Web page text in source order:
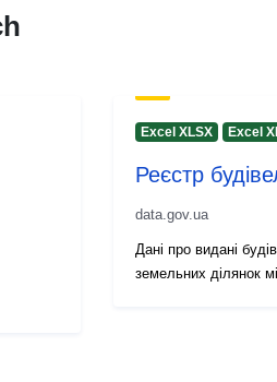
Excel XLSX Excel
Реєстр
data.gov.ua
Дані про видані
земельних ділянок